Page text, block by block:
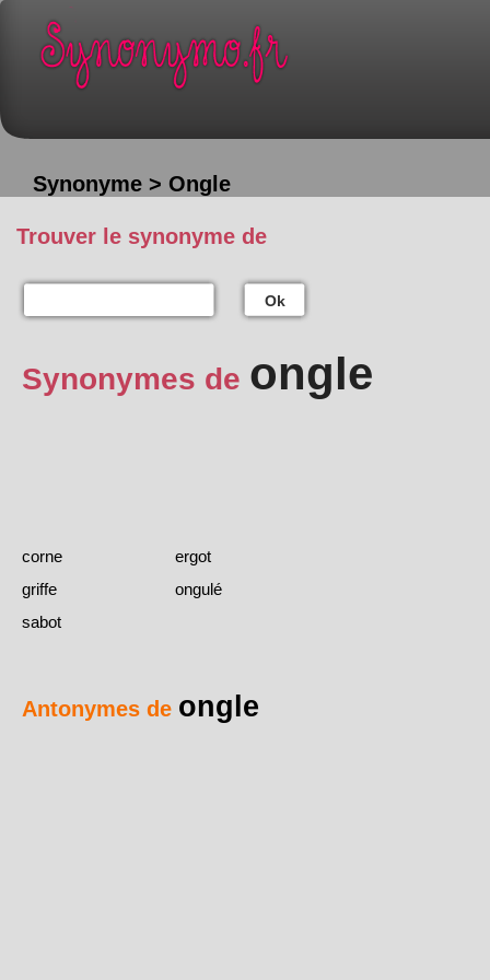
Synonyme > Ongle
Trouver le synonyme de
Ok
Synonymes de ongle
corne
ergot
griffe
ongulé
sabot
Antonymes de ongle